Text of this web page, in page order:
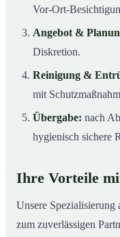
Vor-Ort-
Angebot &
Diskretion.
Reinigung &
mit
Übergabe: nach
hygienisch sichere
Ihre Vorteile
Unsere Spezialisierung
zum zuverlässigen